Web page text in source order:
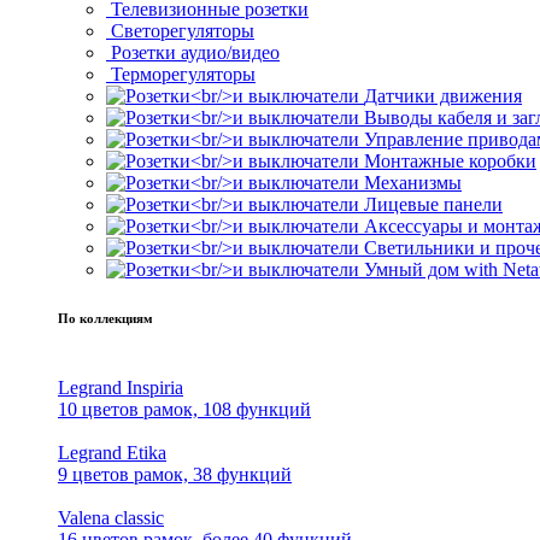
Телевизионные розетки
Светорегуляторы
Розетки аудио/видео
Терморегуляторы
Датчики движения
Выводы кабеля и
Управление
Монтажные коробки
Механизмы
Лицевые панели
Аксессуары и
Светильники и
Умный дом with
По коллекциям
Legrand Inspiria
10 цветов рамок, 108 функций
Legrand Etika
9 цветов рамок, 38 функций
Valena classic